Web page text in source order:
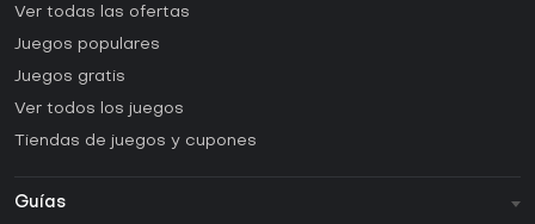
Ver todas las ofertas
Juegos populares
Juegos gratis
Ver todos los juegos
Tiendas de juegos y cupones
Guías